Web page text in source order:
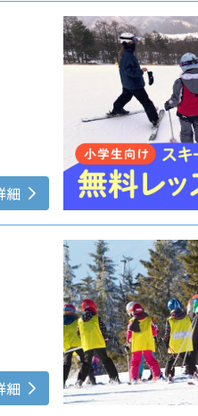
細
細